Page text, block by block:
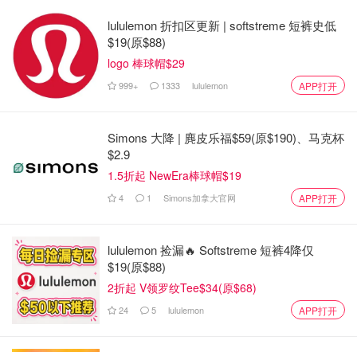
作为法国的文化象征之一，埃菲尔铁塔前将临时建造一个室
外体育场，用于举办沙滩排球和盲人足球比赛，为观众带来
无与伦比的观赛体验。
特罗卡德罗花园
lululemon 折扣区更新 | softstreme 短裤史低
$19(原$88)
logo 棒球帽$29
999+ 1333 lululemon APP打开
Simons 大降 | 麂皮乐福$59(原$190)、马克杯
$2.9
1.5折起 NewEra棒球帽$19
4 1 Simons加拿大官网 APP打开
lululemon 捡漏🔥 Softstreme 短裤4降仅
$19(原$88)
2折起 V领罗纹Tee$34(原$68)
24 5 lululemon APP打开